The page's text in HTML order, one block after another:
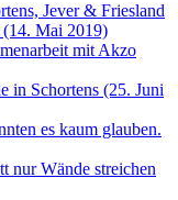
Jever & Friesland
Mai 2019)
mit Akzo
in Schortens (25. Juni
es kaum glauben.
nur Wände streichen